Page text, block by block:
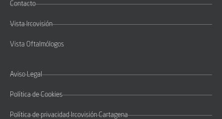
Contacto
Vista Ircovisión
Vista Oftalmólogos
Aviso Legal
Política de Cookies
Política de privacidad Ircovisión Cartagena